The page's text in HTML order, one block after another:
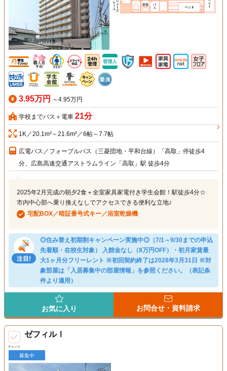
3.95万円 ～4.95万円
学校までバス＋電車 21分
1K／20.1m²～21.6m²／6帖～7.7帖
広電バス／フォーブルバス（三菱団地・平和台線）「高取」停徒歩4
分、広島高速交通アストラムライン「高取」駅 徒歩4分
2025年2月完成の朝夕2食＋全室家具家電付き学生会館！駅徒歩4分☆
市内中心部へ乗り換えなしでアクセスできる便利な立地♪
宅配BOX／暗証番号式キー／浴室乾燥機
◎住み替え初期割キャンペーン実施中◎（7/1～9/30までの申込
先着順・在校生対象） 入館金なし（8万円OFF）・初月家賃最
大1ヶ月分フリーレント ※初回契約終了は2028年3月31日 ※対
象部屋は「入居募集中の部屋情報」を参照ください。（表記条
件より適用）
お気に入り お問合せ・資料請求
チェック
ゼフィルⅠ
募集中